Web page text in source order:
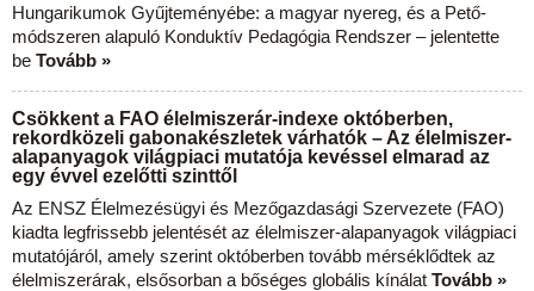
Hungarikumok Gyűjteményébe: a magyar nyereg, és a Pető-
módszeren alapuló Konduktív Pedagógia Rendszer – jelentette
be Tovább »
Csökkent a FAO élelmiszerár-indexe októberben,
rekordközeli gabonakészletek várhatók – Az élelmiszer-
alapanyagok világpiaci mutatója kevéssel elmarad az
egy évvel ezelőtti szinttől
Az ENSZ Élelmezésügyi és Mezőgazdasági Szervezete (FAO)
kiadta legfrissebb jelentését az élelmiszer-alapanyagok világpiaci
mutatójáról, amely szerint októberben tovább mérséklődtek az
élelmiszerárak, elsősorban a bőséges globális kínálat Tovább »